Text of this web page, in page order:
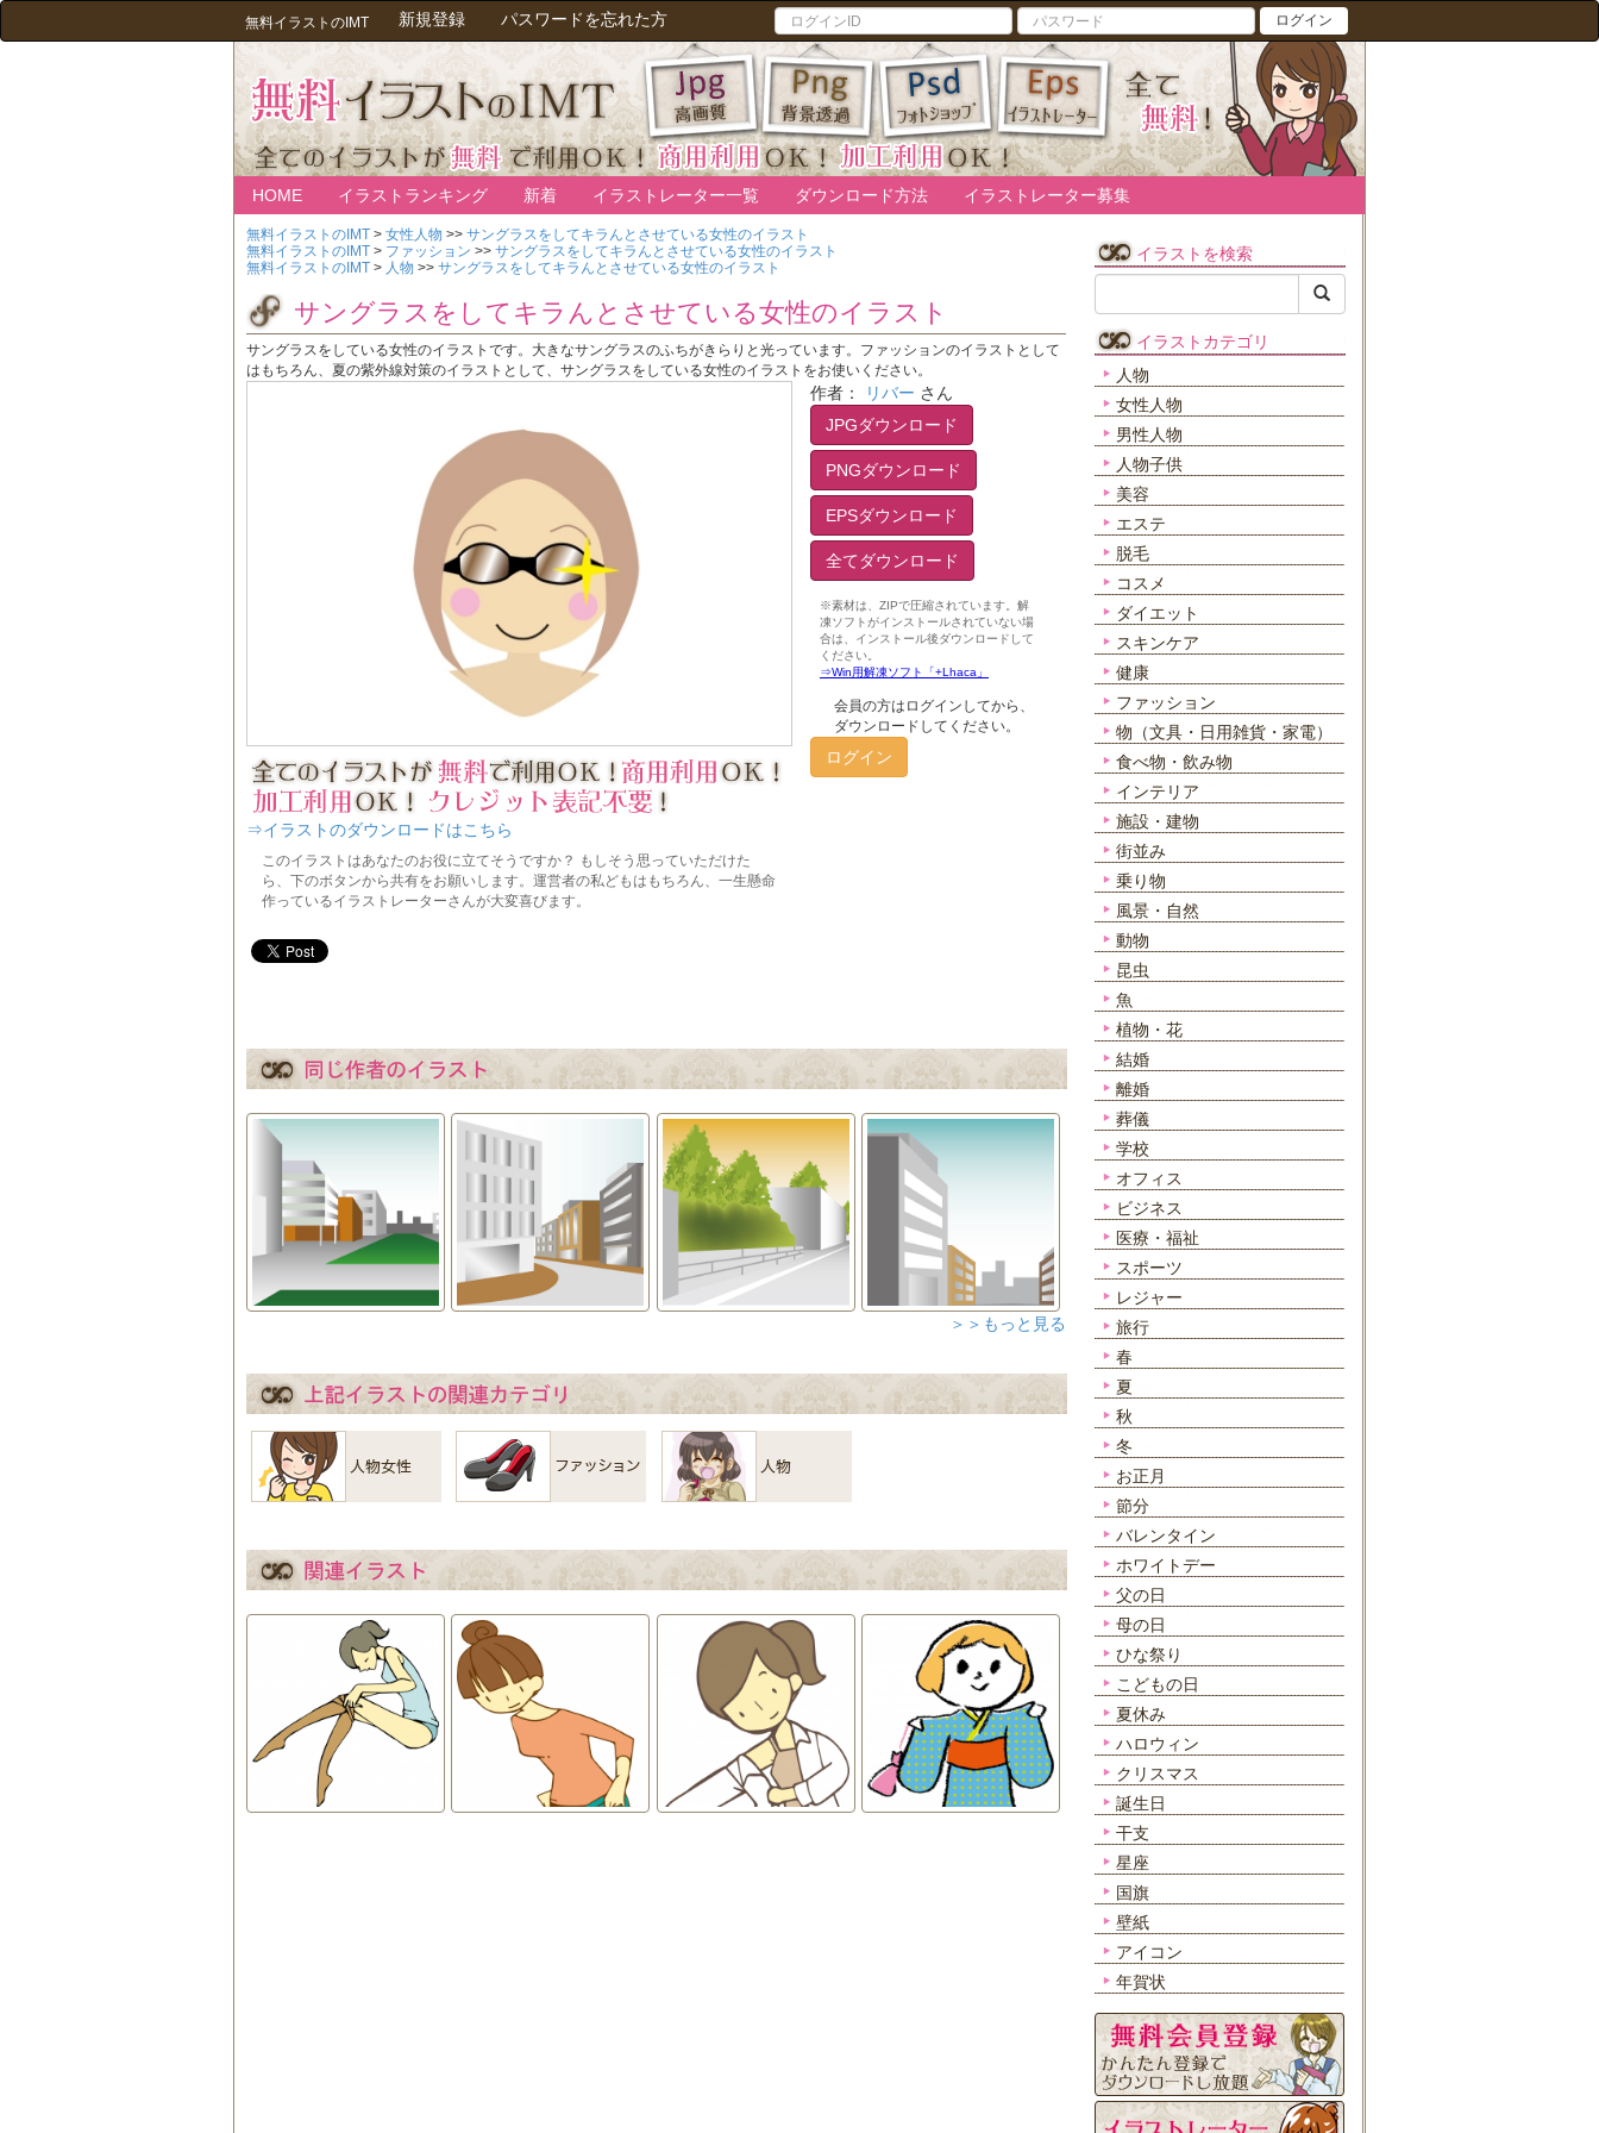
無料イラストのIMT 新規登録 パスワードを忘れた方 ログイン
HOME イラストランキング 新着 イラストレーター一覧 ダウンロード方法 イラストレーター募集
無料イラストのIMT > 女性人物 >> サングラスをしてキラんとさせている女性のイラスト
無料イラストのIMT > ファッション >> サングラスをしてキラんとさせている女性のイラスト
無料イラストのIMT > 人物 >> サングラスをしてキラんとさせている女性のイラスト
サングラスをしてキラんとさせている女性のイラスト
サングラスをしている女性のイラストです。大きなサングラスのふちがきらりと光っています。ファッションのイラストとして
はもちろん、夏の紫外線対策のイラストとして、サングラスをしている女性のイラストをお使いください。
⇒イラストのダウンロードはこちら
作者： リバー さん
JPGダウンロード
PNGダウンロード
EPSダウンロード
全てダウンロード
会員の方はログインしてから、
ダウンロードしてください。
ログイン
＞＞もっと見る
イラストを検索
イラストカテゴリ
人物
女性人物
男性人物
人物子供
美容
エステ
脱毛
コスメ
ダイエット
スキンケア
健康
ファッション
物（文具・日用雑貨・家電）
食べ物・飲み物
インテリア
施設・建物
街並み
乗り物
風景・自然
動物
昆虫
魚
植物・花
結婚
離婚
葬儀
学校
オフィス
ビジネス
医療・福祉
スポーツ
レジャー
旅行
春
夏
秋
冬
お正月
節分
バレンタイン
ホワイトデー
父の日
母の日
ひな祭り
こどもの日
夏休み
ハロウィン
クリスマス
誕生日
干支
星座
国旗
壁紙
アイコン
年賀状